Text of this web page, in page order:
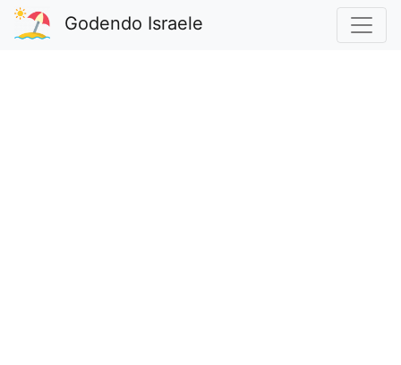
Godendo Israele